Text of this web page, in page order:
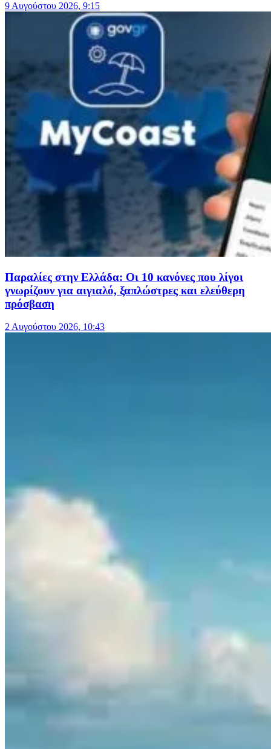
9 Αυγούστου 2026, 9:15
Παραλίες στην Ελλάδα: Οι 10 κανόνες που λίγοι
γνωρίζουν για αιγιαλό, ξαπλώστρες και ελεύθερη
πρόσβαση
2 Αυγούστου 2026, 10:43